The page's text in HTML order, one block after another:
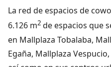
La red de espacios de
6.126 m2 de espacios que
en Mallplaza Tobalaba,
Egaña, Mallplaza